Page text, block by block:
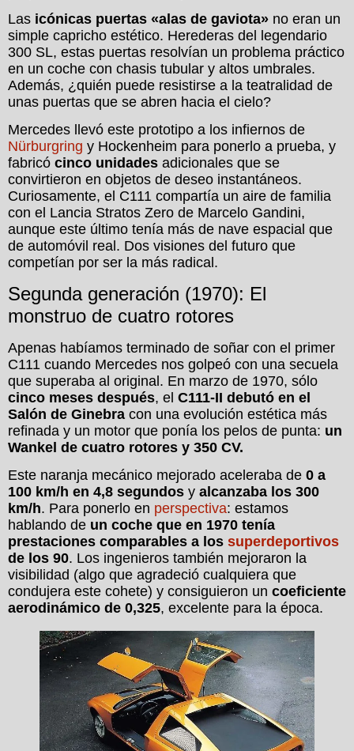
Las icónicas puertas «alas de gaviota» no eran un
simple capricho estético. Herederas del legendario
300 SL, estas puertas resolvían un problema práctico
en un coche con chasis tubular y altos umbrales.
Además, ¿quién puede resistirse a la teatralidad de
unas puertas que se abren hacia el cielo?
Mercedes llevó este prototipo a los infiernos de
Nürburgring y Hockenheim para ponerlo a prueba, y
fabricó cinco unidades adicionales que se
convirtieron en objetos de deseo instantáneos.
Curiosamente, el C111 compartía un aire de familia
con el Lancia Stratos Zero de Marcelo Gandini,
aunque este último tenía más de nave espacial que
de automóvil real. Dos visiones del futuro que
competían por ser la más radical.
Segunda generación (1970): El
monstruo de cuatro rotores
Apenas habíamos terminado de soñar con el primer
C111 cuando Mercedes nos golpeó con una secuela
que superaba al original. En marzo de 1970, sólo
cinco meses después, el C111-II debutó en el
Salón de Ginebra con una evolución estética más
refinada y un motor que ponía los pelos de punta: un
Wankel de cuatro rotores y 350 CV.
Este naranja mecánico mejorado aceleraba de 0 a
100 km/h en 4,8 segundos y alcanzaba los 300
km/h. Para ponerlo en perspectiva: estamos
hablando de un coche que en 1970 tenía
prestaciones comparables a los superdeportivos
de los 90. Los ingenieros también mejoraron la
visibilidad (algo que agradeció cualquiera que
condujera este cohete) y consiguieron un coeficiente
aerodinámico de 0,325, excelente para la época.